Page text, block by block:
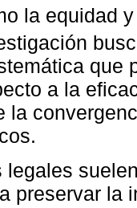
la equidad
que
a la
la
legales
preservar la